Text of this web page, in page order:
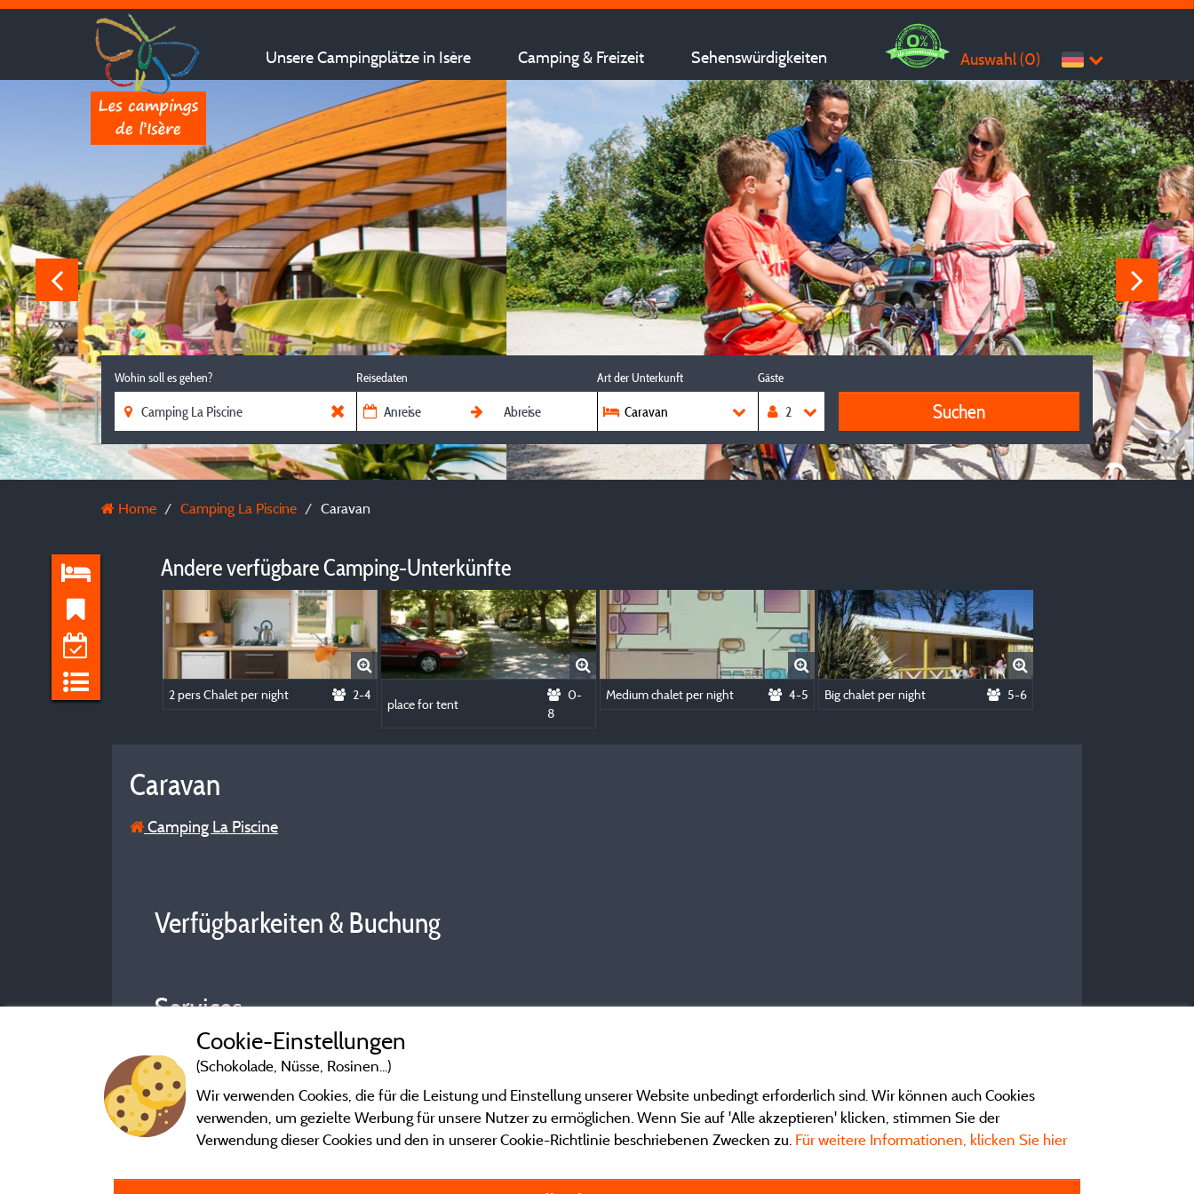
Unsere Campingplätze in Isère Camping & Freizeit Sehenswürdigkeiten Auswahl (0)
Wohin soll es gehen? Reisedaten Art der Unterkunft
Caravan
Gäste
Suchen
Home Camping La Piscine Caravan
Andere verfügbare Camping-Unterkünfte
2 pers Chalet per night 2-4
place for tent
0-
8
Medium chalet per night 4-5 Big chalet per night 5-6
Caravan
Camping La Piscine
Verfügbarkeiten & Buchung
Services
Cookie-Einstellungen
(Schokolade, Nüsse, Rosinen...)
Wir verwenden Cookies, die für die Leistung und Einstellung unserer Website unbedingt erforderlich sind. Wir können auch Cookies
verwenden, um gezielte Werbung für unsere Nutzer zu ermöglichen. Wenn Sie auf 'Alle akzeptieren' klicken, stimmen Sie der
Verwendung dieser Cookies und den in unserer Cookie-Richtlinie beschriebenen Zwecken zu. Für weitere Informationen, klicken Sie hier